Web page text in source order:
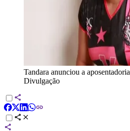
Tandara anunciou a aposentadoria
Divulgação